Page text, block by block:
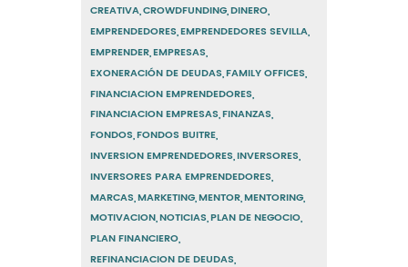
CREATIVA CROWDFUNDING DINERO
EMPRENDEDORES EMPRENDEDORES SEVILLA
EMPRENDER EMPRESAS
EXONERACIÓN DE DEUDAS FAMILY OFFICES
FINANCIACION EMPRENDEDORES
FINANCIACION EMPRESAS FINANZAS
FONDOS FONDOS BUITRE
INVERSION EMPRENDEDORES INVERSORES
INVERSORES PARA EMPRENDEDORES
MARCAS MARKETING MENTOR MENTORING
MOTIVACION NOTICIAS PLAN DE NEGOCIO
PLAN FINANCIERO
REFINANCIACION DE DEUDAS